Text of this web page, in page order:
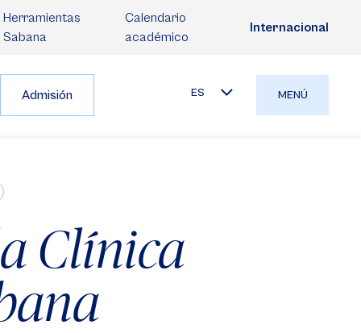
Herramientas
Sabana
Calendario
académico
Internacional
Admisión ES MENÚ
Clínica